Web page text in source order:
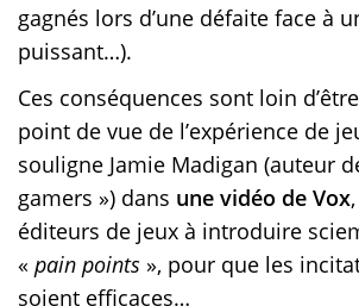
gagnés lors d’une défaite face à
puissant…).
Ces conséquences sont loin
point de vue de l’expérience de
souligne Jamie Madigan (auteur
gamers ») dans une vidéo de Vox
éditeurs de jeux à introduire
« pain points », pour que les
soient efficaces…